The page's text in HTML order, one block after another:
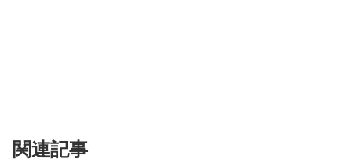
関連記事